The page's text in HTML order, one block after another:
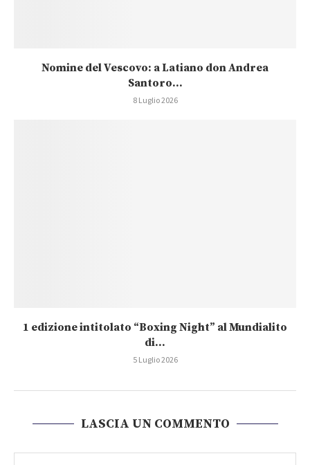
Nomine del Vescovo: a Latiano don Andrea
Santoro...
8 Luglio 2026
1 edizione intitolato “Boxing Night” al Mundialito
di...
5 Luglio 2026
LASCIA UN COMMENTO